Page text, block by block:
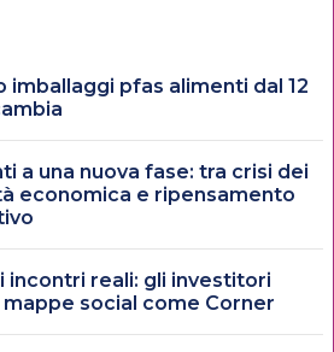
imballaggi pfas alimenti dal 12
a una nuova fase: tra crisi dei
economica e ripensamento
incontri reali: gli investitori
social come Corner